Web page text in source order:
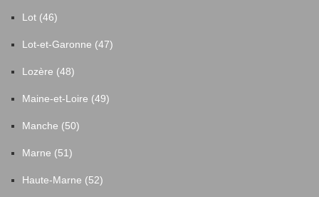
Lot (46)
Lot-et-Garonne (47)
Lozère (48)
Maine-et-Loire (49)
Manche (50)
Marne (51)
Haute-Marne (52)